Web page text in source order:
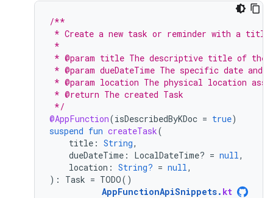
/**
* Create a new task or reminder with a
*
* @param title The descriptive title of the
* @param dueDateTime The specific date
* @param location The physical location
* @return The created Task
*/
@AppFunction(isDescribedByKDoc = true)
suspend fun createTask(
title : String,
dueDateTime : LocalDateTime? = null,
location : String? = null,
):
Task = TODO()
AppFunctionApiSnippets. kt